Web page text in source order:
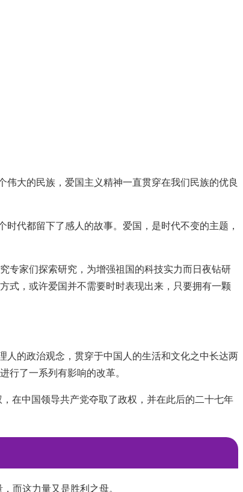
大的民族，爱国主义精神一直贯穿在我们民族的优良
代都留下了感人的故事。爱国，是时代不变的主题，
专家们探索研究，为增强祖国的科技实力而日夜钻研
式，或许爱国并不需要时时表现出来，只要拥有一颗
人的政治观念，贯穿于中国人的生活和文化之中长达两
行了一系列有影响的改革。
在中国领导共产党夺取了政权，并在此后的二十七年
而这力量又是胜利之母。